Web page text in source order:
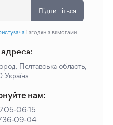
Підпишіться
і згоден з вимогами
Полтавська область,
Україна
нам:
06-15
09-04